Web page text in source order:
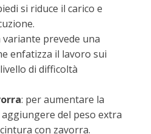
si riduce il carico e
variante prevede una
enfatizza il lavoro sui
di difficoltà
: per aumentare la
del peso extra
con zavorra.